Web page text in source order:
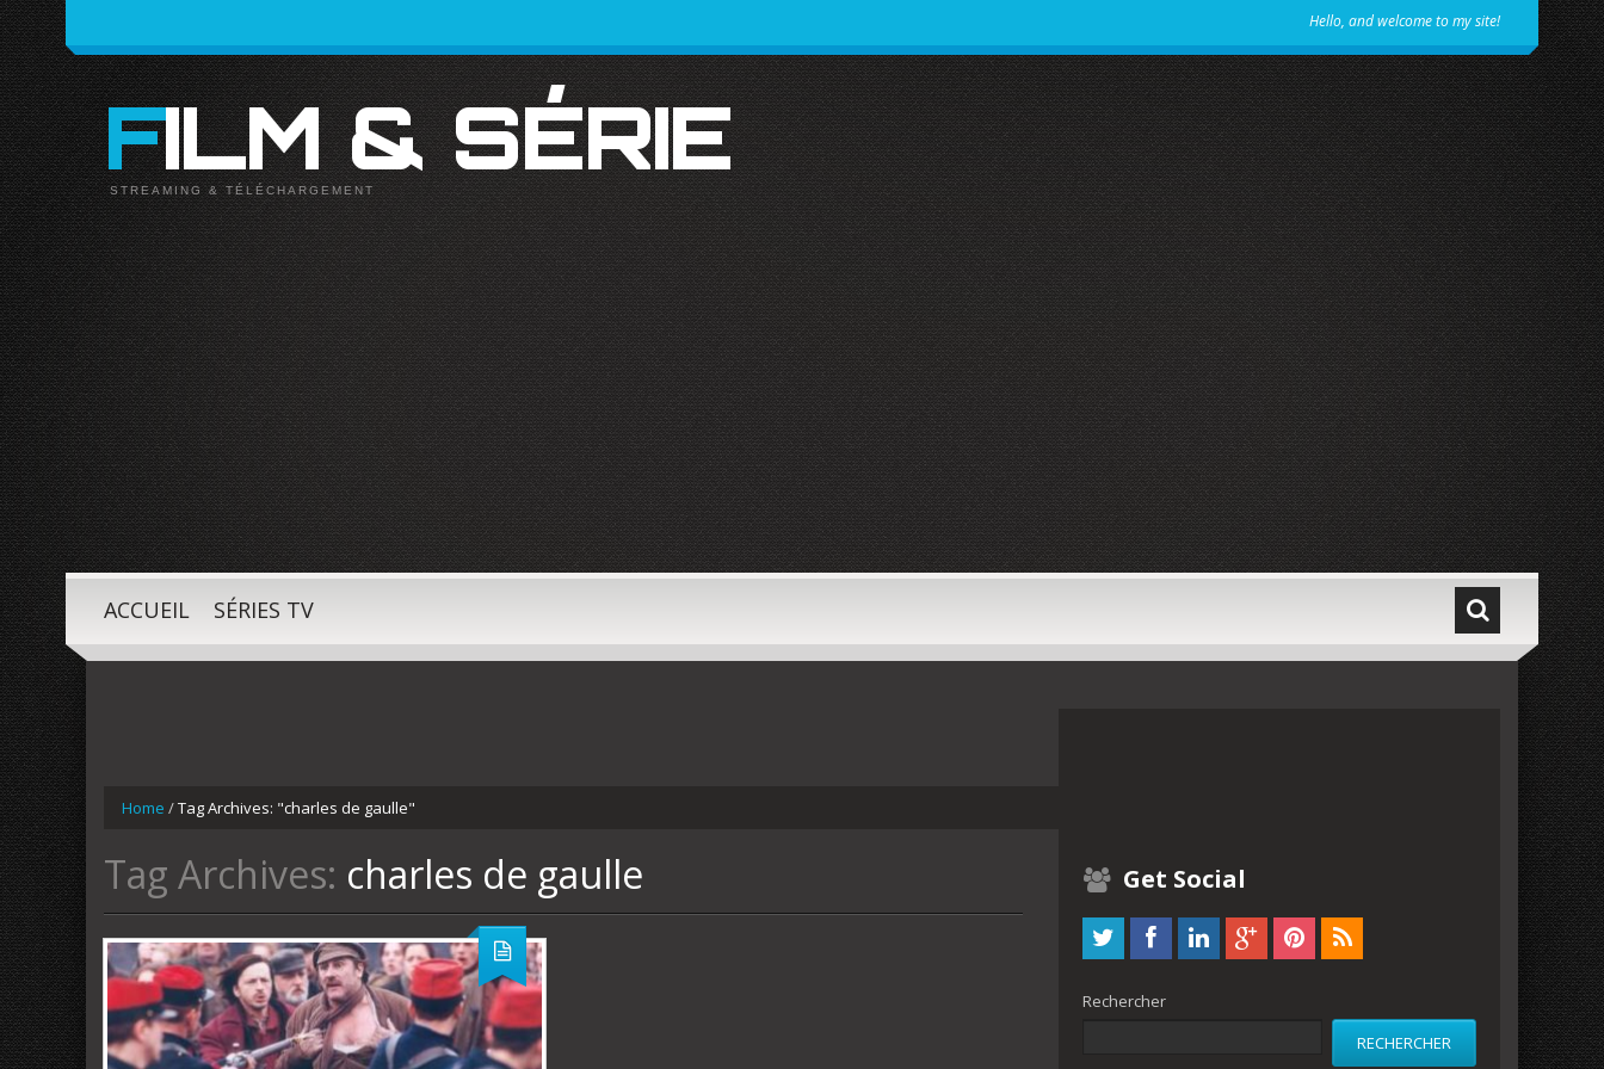
Hello, and welcome to my site!
FILM & SÉRIE
STREAMING & TÉLÉCHARGEMENT
ACCUEIL SÉRIES TV
Home /Tag Archives: "charles de gaulle"
Tag Archives: charles de gaulle Get Social
Rechercher
RECHERCHER